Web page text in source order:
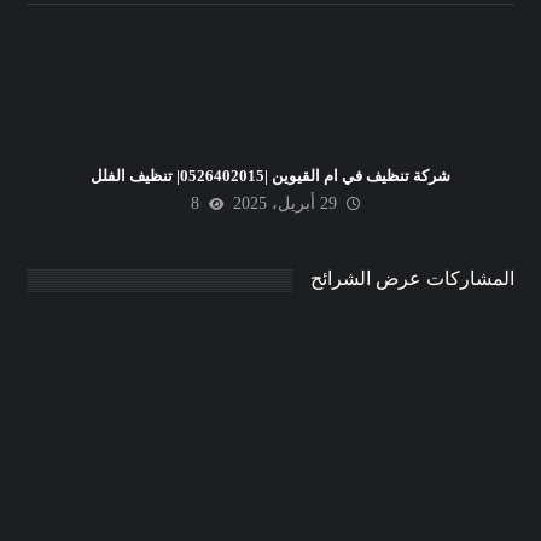
شركة تنظيف في ام القيوين |0526402015| تنظيف الفلل
29 أبريل، 2025
8
المشاركات عرض الشرائح